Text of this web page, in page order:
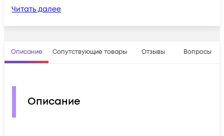
Читать далее
Описание Сопутствующие товары Отзывы Вопросы
Описание